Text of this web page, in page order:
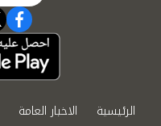
الرئيسية الاخبار العامة